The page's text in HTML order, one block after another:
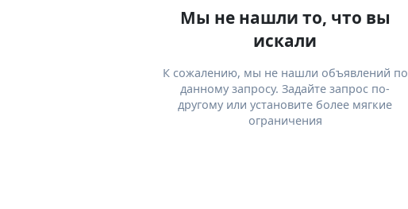
Мы не нашли то, что вы
искали
К сожалению, мы не нашли объявлений по
данному запросу. Задайте запрос по-
другому или установите более мягкие
ограничения